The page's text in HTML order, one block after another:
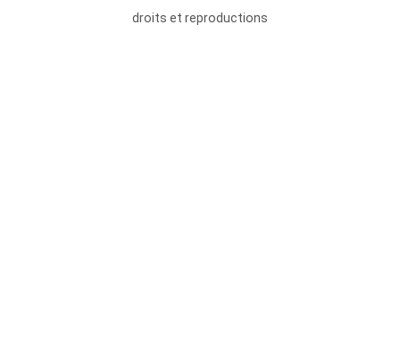
droits et reproductions